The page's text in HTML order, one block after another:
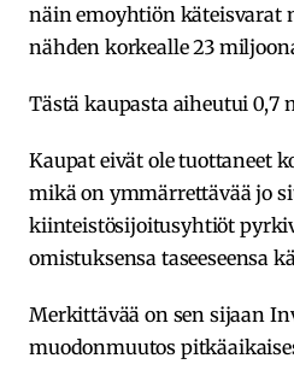
näin emoyhtiön käteisvarat
nähden korkealle 23
Tästä kaupasta aiheutui 0,7
Kaupat eivät ole tuottaneet
mikä on ymmärrettävää jo
kiinteistösijoitusyhtiöt
omistuksensa taseeseensa
Merkittävää on sen sijaan
muodonmuutos